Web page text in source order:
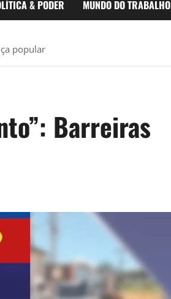
& PODER MUNDO DO TRABALHO
popular
Barreiras